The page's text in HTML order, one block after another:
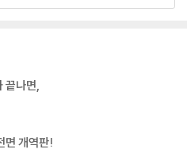
끝나면,
면 개역판!